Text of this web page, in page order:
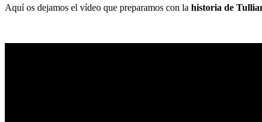
Aquí os dejamos el vídeo que preparamos con la historia de